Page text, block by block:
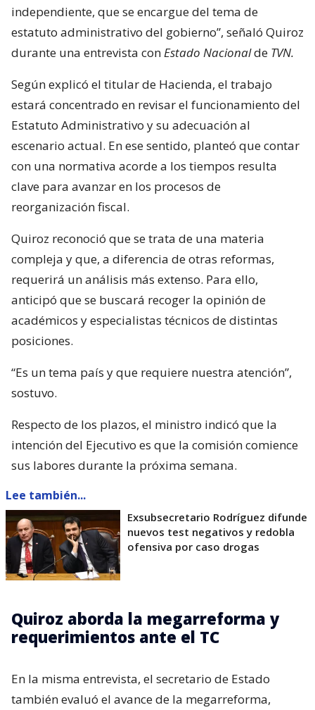
independiente, que se encargue del tema de
estatuto administrativo del gobierno”, señaló Quiroz
durante una entrevista con Estado Nacionalde TVN.
Según explicó el titular de Hacienda, el trabajo
estará concentrado en revisar el funcionamiento del
Estatuto Administrativo y su adecuación al
escenario actual. En ese sentido, planteó que contar
con una normativa acorde a los tiempos resulta
clave para avanzar en los procesos de
reorganización fiscal.
Quiroz reconoció que se trata de una materia
compleja y que, a diferencia de otras reformas,
requerirá un análisis más extenso. Para ello,
anticipó que se buscará recoger la opinión de
académicos y especialistas técnicos de distintas
posiciones.
“Es un tema país y que requiere nuestra atención”,
sostuvo.
Respecto de los plazos, el ministro indicó que la
intención del Ejecutivo es que la comisión comience
sus labores durante la próxima semana.
Lee también...
Exsubsecretario Rodríguez difunde
nuevos test negativos y redobla
ofensiva por caso drogas
Quiroz aborda la megarreforma y
requerimientos ante el TC
En la misma entrevista, el secretario de Estado
también evaluó el avance de la megarreforma,